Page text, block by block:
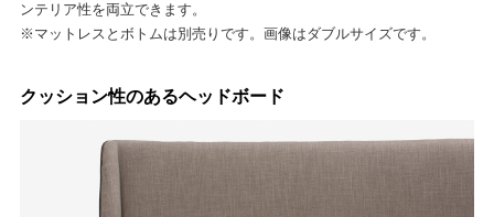
ンテリア性を両立できます。
※マットレスとボトムは別売りです。画像はダブルサイズです。
クッション性のあるヘッドボード